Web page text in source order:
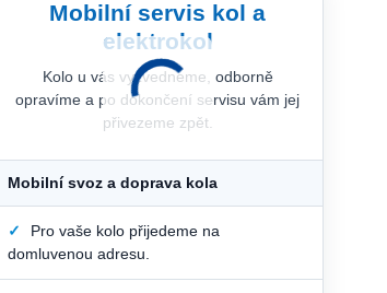
Mobilní servis kol a
elektrokol
Kolo u vás vyzvedneme, odborně
opravíme a po dokončení servisu vám jej
přivezeme zpět.
Mobilní svoz a doprava kola
✓
Pro vaše kolo přijedeme na
domluvenou adresu.